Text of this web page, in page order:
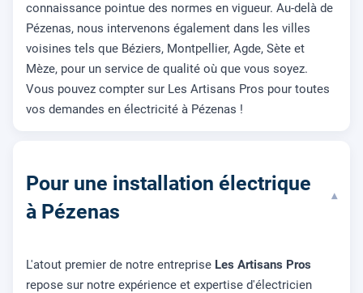
connaissance pointue des normes en vigueur. Au-delà de
Pézenas, nous intervenons également dans les villes
voisines tels que Béziers, Montpellier, Agde, Sète et
Mèze, pour un service de qualité où que vous soyez.
Vous pouvez compter sur Les Artisans Pros pour toutes
vos demandes en électricité à Pézenas !
Pour une installation électrique
à Pézenas
▾
L'atout premier de notre entreprise Les Artisans Pros
repose sur notre expérience et expertise d'électricien